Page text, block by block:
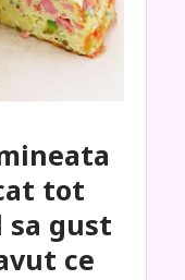
tot
sa gust
ce